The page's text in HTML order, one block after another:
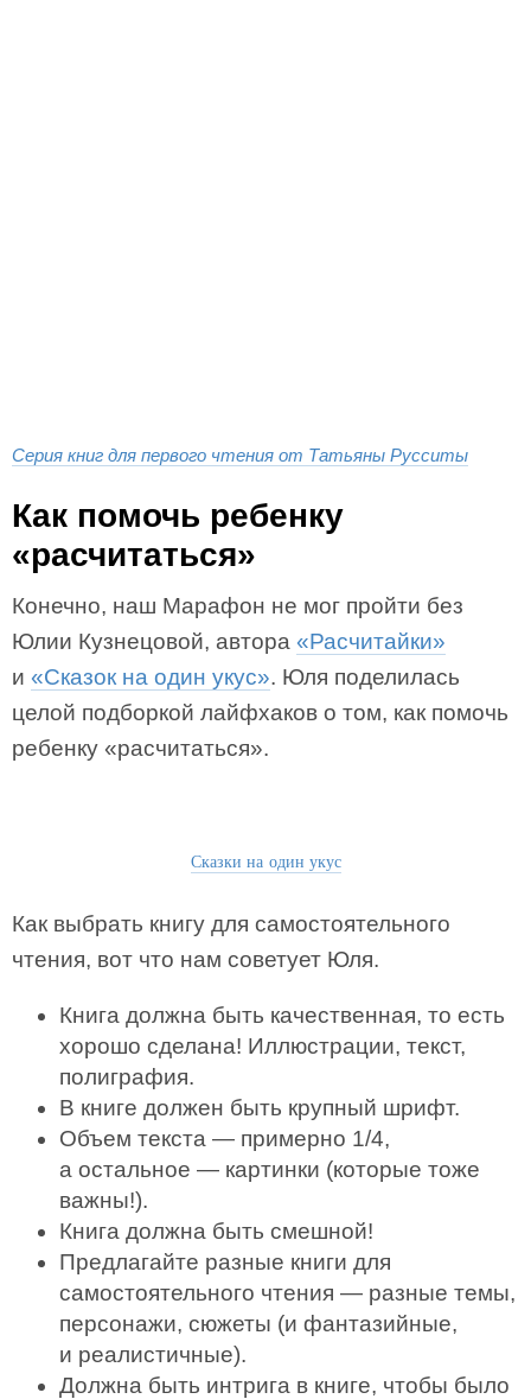
Серия книг для первого чтения от Татьяны Русситы
Как помочь ребенку
«расчитаться»
Конечно, наш Марафон не мог пройти без
Юлии Кузнецовой, автора «Расчитайки»
и «Сказок на один укус». Юля поделилась
целой подборкой лайфхаков о том, как помочь
ребенку «расчитаться».
Сказки на один укус
Как выбрать книгу для самостоятельного
чтения, вот что нам советует Юля.
Книга должна быть качественная, то есть
хорошо сделана! Иллюстрации, текст,
полиграфия.
В книге должен быть крупный шрифт.
Объем текста — примерно 1/4,
а остальное — картинки (которые тоже
важны!).
Книга должна быть смешной!
Предлагайте разные книги для
самостоятельного чтения — разные темы,
персонажи, сюжеты (и фантазийные,
и реалистичные).
Должна быть интрига в книге, чтобы было